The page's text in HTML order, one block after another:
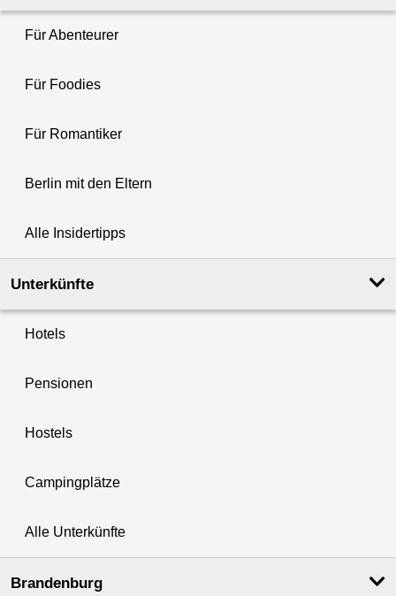
Für Abenteurer
Für Foodies
Für Romantiker
Berlin mit den Eltern
Alle Insidertipps
Unterkünfte
Hotels
Pensionen
Hostels
Campingplätze
Alle Unterkünfte
Brandenburg